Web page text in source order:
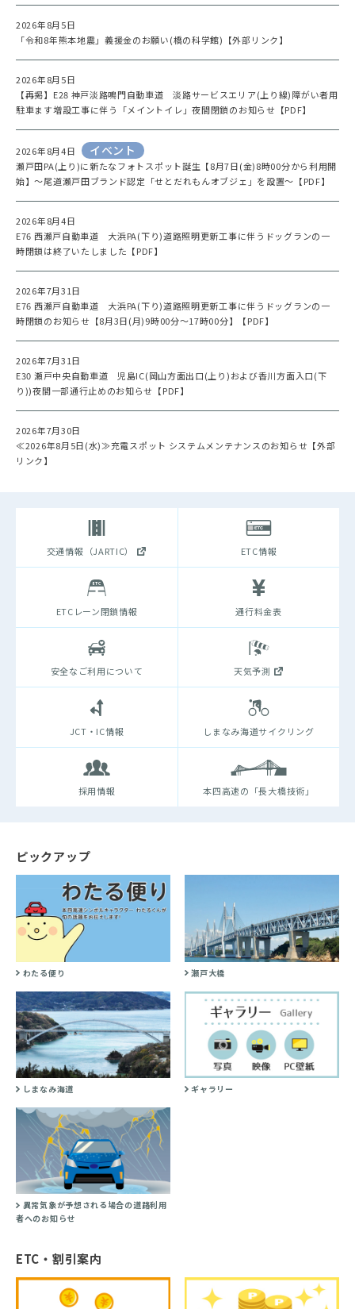
2026年8月5日
「令和8年熊本地震」義援金のお願い(橋の科学館)【外部リンク】
2026年8月5日
【再掲】E28 神戸淡路鳴門自動車道 淡路サービスエリア(上り線)障がい者用
駐車ます増設工事に伴う「メイントイレ」夜間閉鎖のお知らせ【PDF】
2026年8月4日 イベント
瀬戸田PA(上り)に新たなフォトスポット誕生【8月7日(金)8時00分から利用開
始】～尾道瀬戸田ブランド認定「せとだれもんオブジェ」を設置～【PDF】
2026年8月4日
E76 西瀬戸自動車道 大浜PA(下り)道路照明更新工事に伴うドッグランの一
時閉鎖は終了いたしました【PDF】
2026年7月31日
E76 西瀬戸自動車道 大浜PA(下り)道路照明更新工事に伴うドッグランの一
時閉鎖のお知らせ【8月3日(月)9時00分～17時00分】【PDF】
2026年7月31日
E30 瀬戸中央自動車道 児島IC(岡山方面出口(上り)および香川方面入口(下
り))夜間一部通行止めのお知らせ【PDF】
2026年7月30日
≪2026年8月5日(水)≫充電スポット システムメンテナンスのお知らせ【外部
リンク】
交通情報（JARTIC） ETC情報
ETCレーン閉鎖情報 通行料金表
安全なご利用について 天気予測
JCT・IC情報 しまなみ海道サイクリング
採用情報 本四高速の「長大橋技術」
ピックアップ
わたる便り 瀬戸大橋
しまなみ海道 ギャラリー
異常気象が予想される場合の道路利用
者へのお知らせ
ETC・割引案内